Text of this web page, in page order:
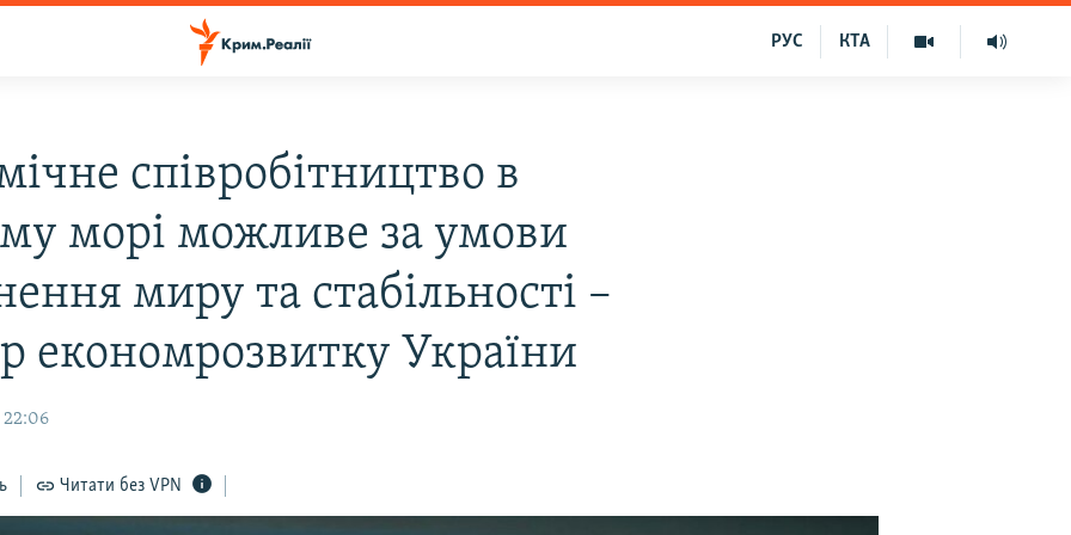
КТА
РУС
співробітництво в
морі можливе за умови
миру та стабільності –
економрозвитку України
22:06
Читати без VPN